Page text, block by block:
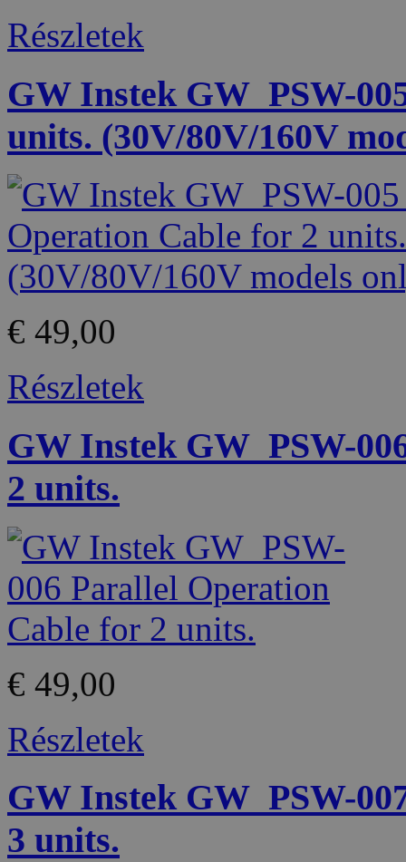
Részletek
GW Instek GW_PSW-
units. (30V/80V/160V
€ 49,00
Részletek
GW Instek GW_PSW-
2 units.
€ 49,00
Részletek
GW Instek GW_PSW-
3 units.